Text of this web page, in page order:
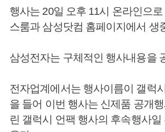
행사는 20일 오후 11시 온라인으
스룸과 삼성닷컴 홈페이지에서 생
삼성전자는 구체적인 행사내용을
전자업계에서는 행사이름이 갤럭
을 들어 이번 행사는 신제품 공개
린 갤럭시 언팩 행사의 후속행사